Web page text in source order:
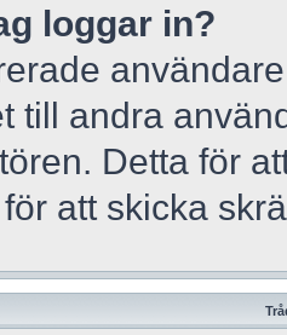
loggar in?
till andra
Detta för
att skicka